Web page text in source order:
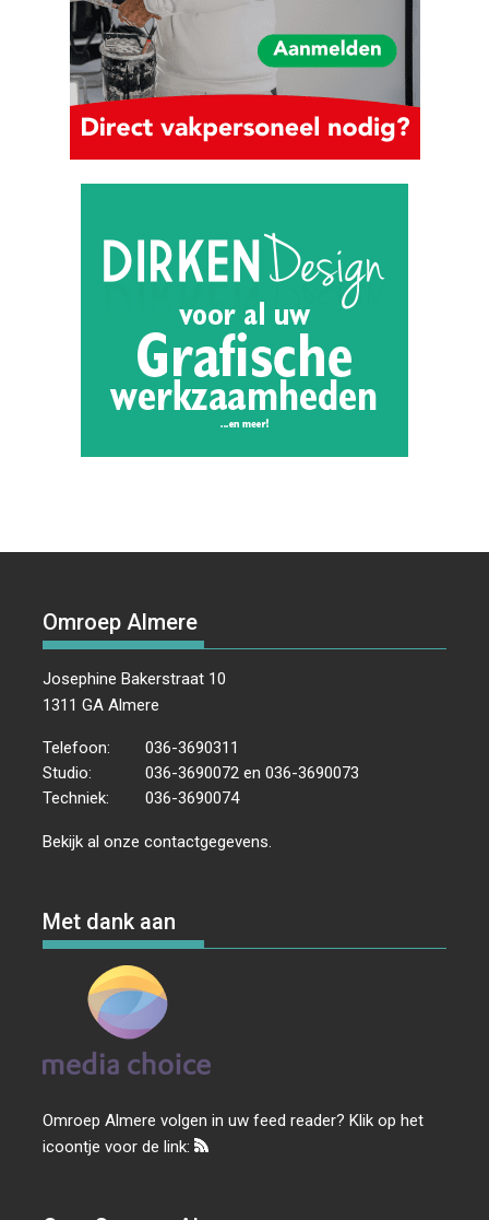
Omroep Almere
Josephine Bakerstraat 10
1311 GA Almere
Telefoon:
036-3690311
Studio:
036-3690072 en 036-3690073
Techniek:
036-3690074
Bekijk al onzecontactgegevens
Met dank aan
Omroep Almere volgen in uw feed reader? Klik op het
icoontje voor de link: